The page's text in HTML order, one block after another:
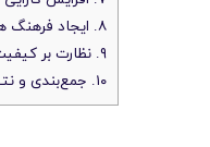
۸. ایجاد فرهنگ همکاری و تعامل مثبت
۹. نظارت بر کیفیت کار
۱۰. جمع‌بندی و نتیجه‌گیری